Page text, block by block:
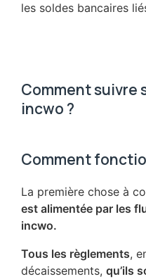
les soldes bancaires
Comment suivre
incwo ?
Comment
La première chose à
est alimentée par les
incwo.
Tous les règlements,
décaissements, qu’ils